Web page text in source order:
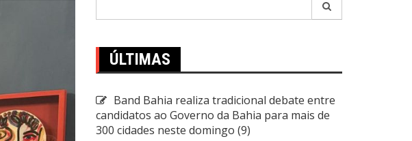
ÚLTIMAS
Band Bahia realiza tradicional debate entre
candidatos ao Governo da Bahia para mais de
300 cidades neste domingo (9)